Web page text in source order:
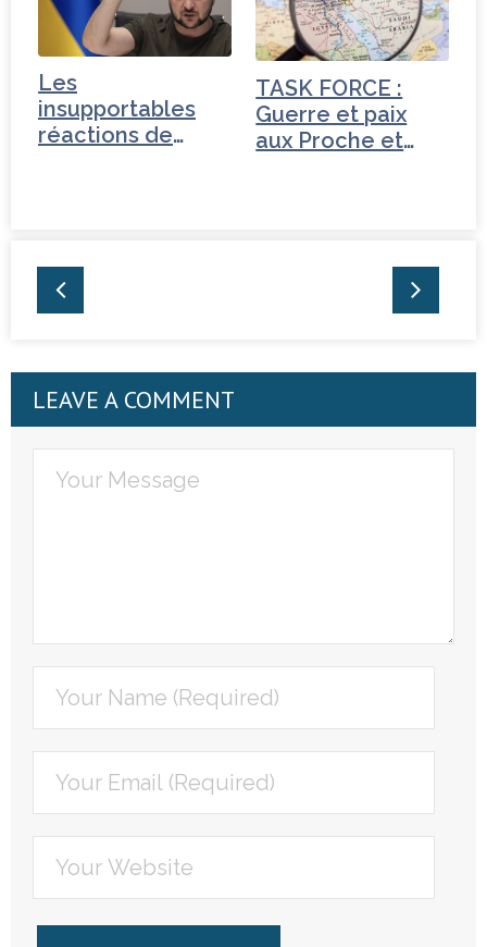
Les
insupportables
réactions de
TASK FORCE :
Guerre et paix
aux Proche et
LEAVE A COMMENT